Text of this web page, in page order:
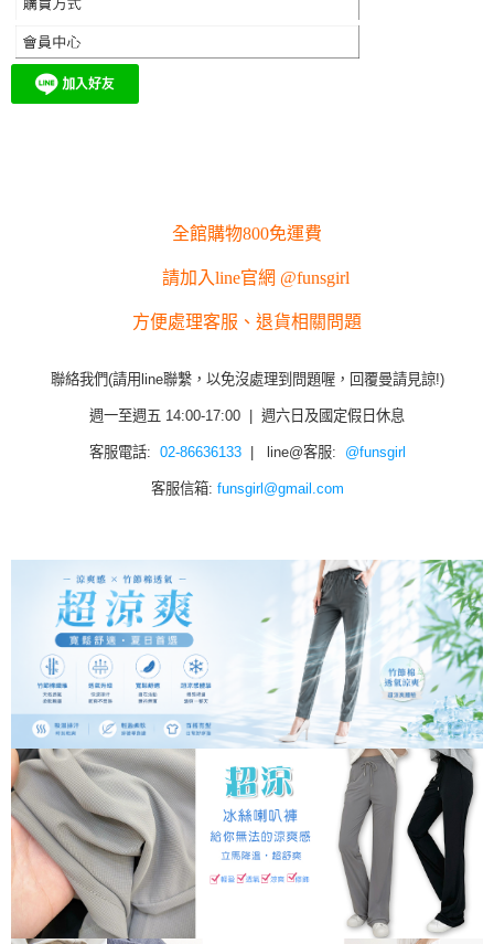
全館購物800免運費
請加入line官網 @funsgirl
方便處理客服、退貨相關問題
聯絡我們(請用line聯繫，以免沒處理到問題喔，回覆曼請見諒!)
週一至週五 14:00-17:00 | 週六日及國定假日休息
客服電話: 02-86636133| line@客服: @funsgirl
客服信箱: funsgirl@gmail.com